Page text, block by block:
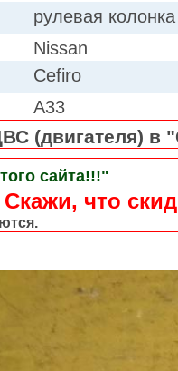
рулевая колонка
Nissan
Cefiro
A33
(двигателя) в
сайта!!!"
Cкажи, что